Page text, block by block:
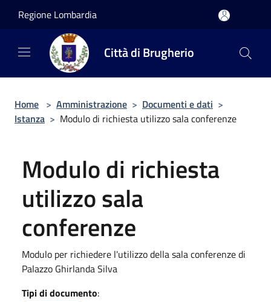
Regione Lombardia
Città di Brugherio
Home > Amministrazione > Documenti e dati >
Istanza > Modulo di richiesta utilizzo sala conferenze
Modulo di richiesta
utilizzo sala
conferenze
Modulo per richiedere l'utilizzo della sala conferenze di
Palazzo Ghirlanda Silva
Tipi di documento: